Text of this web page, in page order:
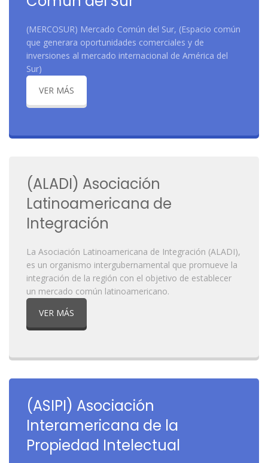
(MERCOSUR) Mercado Común del Sur, (Espacio común
que generara oportunidades comerciales y de
inversiones al mercado internacional de América del
Sur)
VER MÁS
(ALADI) Asociación
Latinoamericana de
Integración
La Asociación Latinoamericana de Integración (ALADI),
es un organismo intergubernamental que promueve la
integración de la región con el objetivo de establecer
un mercado común latinoamericano.
VER MÁS
(ASIPI) Asociación
Interamericana de la
Propiedad Intelectual